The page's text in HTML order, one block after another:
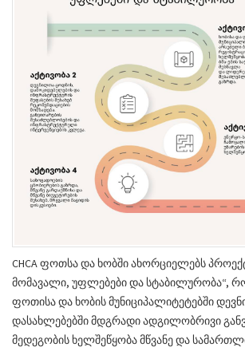
CHCA ფოთსა და ხობში ახორციელებს
მომავალი, უფლებები და სტაბილურობა“,
ფოთისა და ხობის მუნიციპალიტეტებში
დასახლებებში მდგრადი ადგილობრივი
მედეგობის ხელშეწყობა მწვანე და